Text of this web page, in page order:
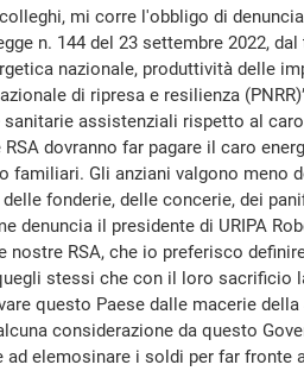
mi corre l'obbligo di
n. 144 del 23 settembre 2022,
nazionale, produttività delle
di ripresa e resilienza
assistenziali rispetto al
dovranno far pagare il caro
familiari. Gli anziani valgono meno
fonderie, delle concerie, dei
denuncia il presidente di URIPA
RSA, che io preferisco
stessi che con il loro sacrificio
questo Paese dalle macerie della
considerazione da questo
elemosinare i soldi per far fronte